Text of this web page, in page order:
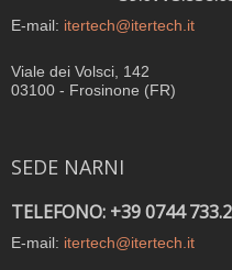
E-mail: itertech@itertech.it
Viale dei Volsci, 142
03100 - Frosinone (FR)
SEDE NARNI
TELEFONO: +39 0744
E-mail: itertech@itertech.it